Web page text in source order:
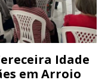
Idade
em Arroio